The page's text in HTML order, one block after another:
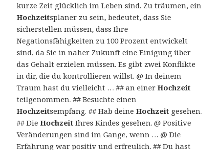
kurze Zeit glücklich im Leben sind. Zu träumen, ein
Hochzeitsplaner zu sein, bedeutet, dass Sie
sicherstellen müssen, dass Ihre
Negationsfähigkeiten zu 100 Prozent entwickelt
sind, da Sie in naher Zukunft eine Einigung über
das Gehalt erzielen müssen. Es gibt zwei Konflikte
in dir, die du kontrollieren willst. @ In deinem
Traum hast du vielleicht … ## an einerHochzeit
teilgenommen. ## Besuchte einen
Hochzeitsempfang. ## Hab deineHochzeit gesehen.
## DieHochzeit Ihres Kindes gesehen. @ Positive
Veränderungen sind im Gange, wenn … @ Die
Erfahrung war positiv und erfreulich. ## Du hast